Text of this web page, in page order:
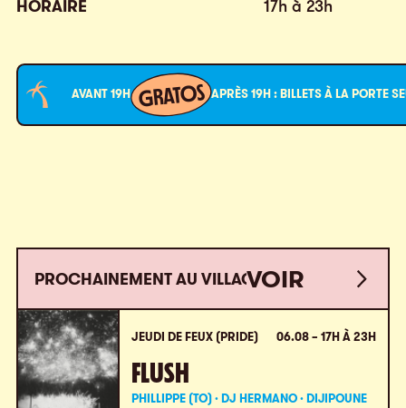
HORAIRE 17h à 23h
AVANT 19H GRATOS APRÈS 19H : BILLETS À LA PORTE
PROCHAINEMENT AU VILLAGEVOIR
TOUT
VOIR
TOUT
JEUDI DE FEUX (PRIDE) 06.08 – 17H À 23H
FLUSH
PHILLIPPE (TO) · DJ HERMANO · DIJIPOUNE